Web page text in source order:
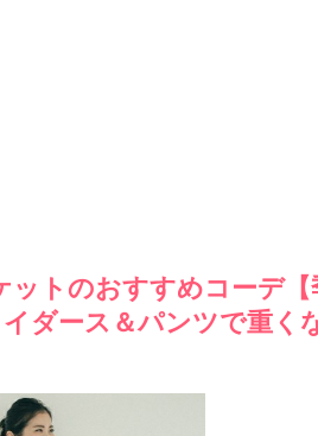
トのおすすめコーデ【
ダース＆パンツで重く